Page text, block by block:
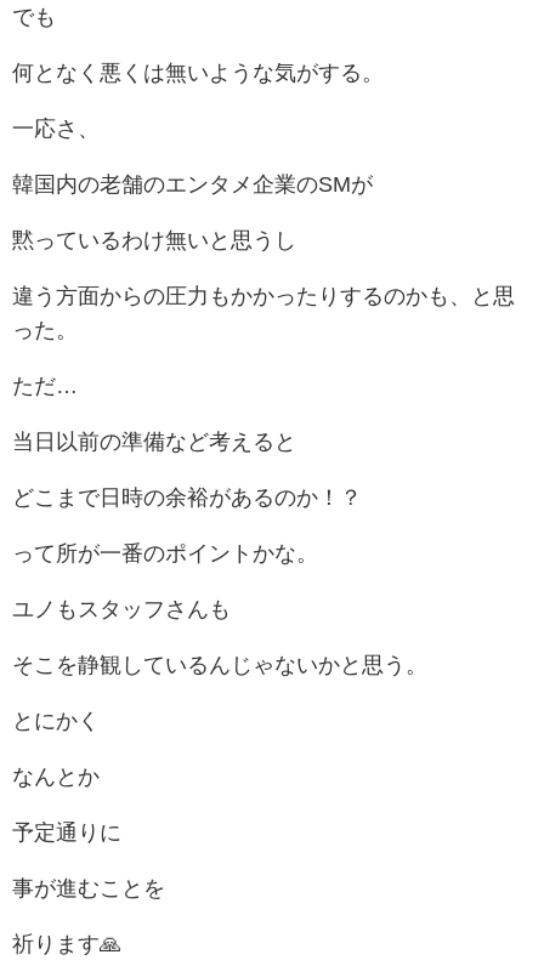
でも
何となく悪くは無いような気がする。
一応さ、
韓国内の老舗のエンタメ企業のSMが
黙っているわけ無いと思うし
違う方面からの圧力もかかったりするのかも、と思
った。
ただ…
当日以前の準備など考えると
どこまで日時の余裕があるのか！？
って所が一番のポイントかな。
ユノもスタッフさんも
そこを静観しているんじゃないかと思う。
とにかく
なんとか
予定通りに
事が進むことを
祈ります🙏